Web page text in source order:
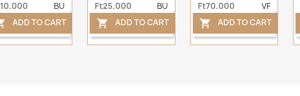
BU
ADD TO CART
Ft25,000 BU
 ADD TO CART
Ft70,000 VF
 ADD TO CART